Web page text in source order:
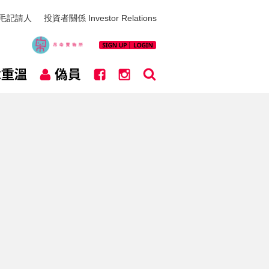
記請人 投資者關係 Investor Relations